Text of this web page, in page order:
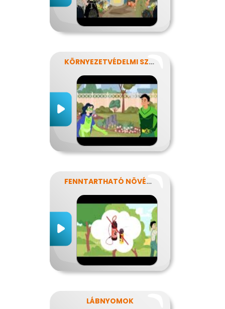
KÖRNYEZETVÉDELMI SZUPERHŐSÖK
FENNTARTHATÓ NÖVÉNYVÉDELEM
LÁBNYOMOK